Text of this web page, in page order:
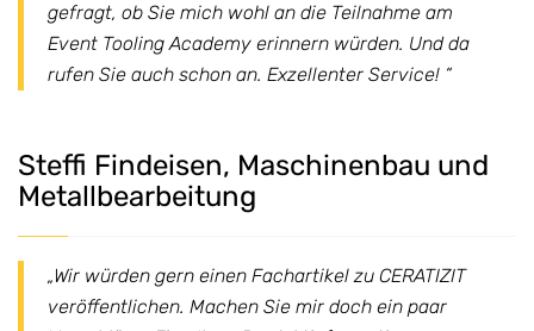
gefragt, ob Sie mich wohl an die Teilnahme am
Event Tooling Academy erinnern würden. Und da
rufen Sie auch schon an. Exzellenter Service! “
Steffi Findeisen, Maschinenbau und
Metallbearbeitung
„Wir würden gern einen Fachartikel zu CERATIZIT
veröffentlichen. Machen Sie mir doch ein paar